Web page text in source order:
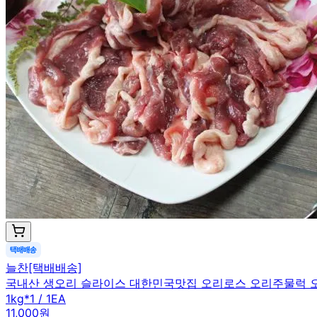
늘찬[택배배송]
국내산 생오리 슬라이스 대한민국맛집 오리로스 오리주물럭
1kg*1 / 1EA
11,000원